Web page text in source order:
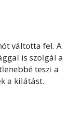
váltotta fel. A
is szolgál a
teszi a
a kilátást.